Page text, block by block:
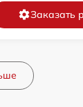
Заказать